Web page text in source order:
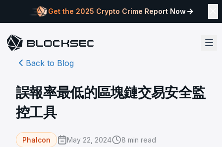
Get the 2025 Crypto Crime Report Now
Back to Blog
誤報率最低的區塊鏈交易安全監
控工具
Phalcon May 22, 2024 8 min read